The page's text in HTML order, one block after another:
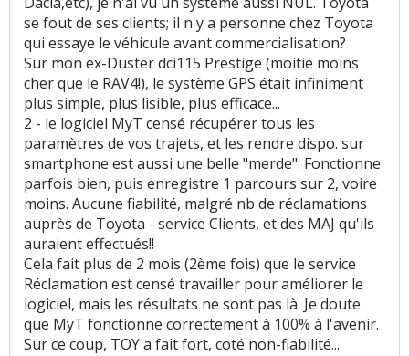
se fout de ses clients; il n'y a personne chez Toyota
qui essaye le véhicule avant commercialisation?
Sur mon ex-Duster dci115 Prestige (moitié moins
cher que le RAV4!), le système GPS était infiniment
plus simple, plus lisible, plus efficace...
2 - le logiciel MyT censé récupérer tous les
paramètres de vos trajets, et les rendre dispo. sur
smartphone est aussi une belle "merde". Fonctionne
parfois bien, puis enregistre 1 parcours sur 2, voire
moins. Aucune fiabilité, malgré nb de réclamations
auprès de Toyota - service Clients, et des MAJ qu'ils
auraient effectués!!
Cela fait plus de 2 mois (2ème fois) que le service
Réclamation est censé travailler pour améliorer le
logiciel, mais les résultats ne sont pas là. Je doute
que MyT fonctionne correctement à 100% à l'avenir.
Sur ce coup, TOY a fait fort, coté non-fiabilité...